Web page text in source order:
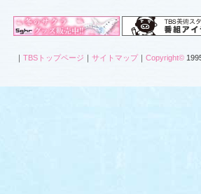
｜ TBSトップページ ｜ サイトマップ｜ Copyright©